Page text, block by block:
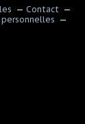
Contact